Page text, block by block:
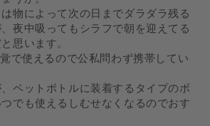
物によって次の日までダラダラ残る
夜中吸ってもシラフで朝を迎えてる
思います。
で使えるので公私問わず携帯してい
ペットボトルに装着するタイプのボ
でも使えるしむせなくなるのでおす